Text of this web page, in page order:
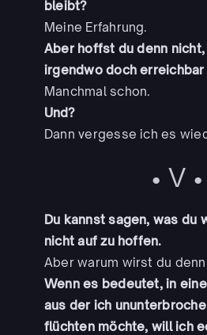
bleibt?
Meine Erfahrung.
Aber hoffst du denn
irgendwo doch erreichbar
Manchmal schon.
Und?
Dann vergesse ich es
• V •
Du kannst sagen, was du
nicht auf zu hoffen.
Aber warum wirst du
Wenn es bedeutet, in
aus der ich
flüchten möchte, will ich